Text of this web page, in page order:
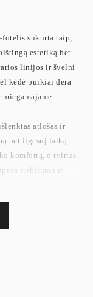
sukurta taip,
estetiką bet
linijos ir švelni
kėdė puikiai dera
atlošas ir
net ilgesnį laiką.
komfortą, o tvirtas
stabilumu ir
surenkama vos per
nauju baldu.